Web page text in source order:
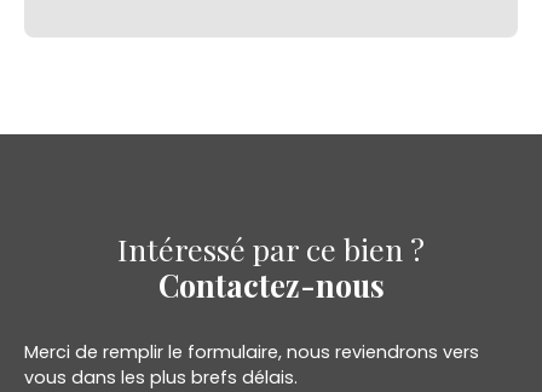
Intéressé par ce bien ?
Contactez-nous
Merci de remplir le formulaire, nous reviendrons vers
vous dans les plus brefs délais.